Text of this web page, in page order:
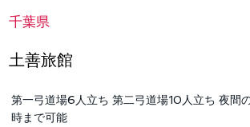
千葉県
土善旅館
第一弓道場6人立ち 第二弓道場10人立ち 夜間
時まで可能